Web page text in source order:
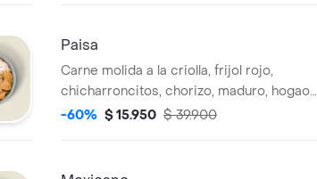
Paisa
Carne molida a la criolla, frijol rojo,
chicharroncitos, chorizo, maduro, hogao y
arroz blanco. *La bebida tiene un costo
-60% $ 15.950 $ 39.900